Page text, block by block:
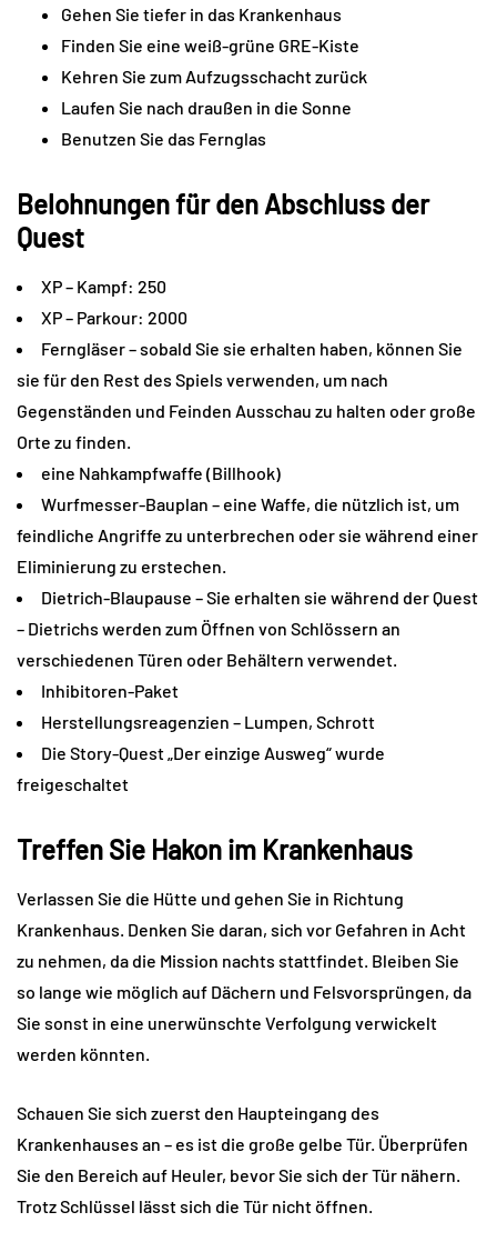
Gehen Sie tiefer in das Krankenhaus
Finden Sie eine weiß-grüne GRE-Kiste
Kehren Sie zum Aufzugsschacht zurück
Laufen Sie nach draußen in die Sonne
Benutzen Sie das Fernglas
Belohnungen für den Abschluss der
Quest
XP – Kampf: 250
XP – Parkour: 2000
Ferngläser – sobald Sie sie erhalten haben, können Sie
sie für den Rest des Spiels verwenden, um nach
Gegenständen und Feinden Ausschau zu halten oder große
Orte zu finden.
eine Nahkampfwaffe (Billhook)
Wurfmesser-Bauplan – eine Waffe, die nützlich ist, um
feindliche Angriffe zu unterbrechen oder sie während einer
Eliminierung zu erstechen.
Dietrich-Blaupause – Sie erhalten sie während der Quest
– Dietrichs werden zum Öffnen von Schlössern an
verschiedenen Türen oder Behältern verwendet.
Inhibitoren-Paket
Herstellungsreagenzien – Lumpen, Schrott
Die Story-Quest „Der einzige Ausweg“ wurde
freigeschaltet
Treffen Sie Hakon im Krankenhaus
Verlassen Sie die Hütte und gehen Sie in Richtung
Krankenhaus. Denken Sie daran, sich vor Gefahren in Acht
zu nehmen, da die Mission nachts stattfindet. Bleiben Sie
so lange wie möglich auf Dächern und Felsvorsprüngen, da
Sie sonst in eine unerwünschte Verfolgung verwickelt
werden könnten.
Schauen Sie sich zuerst den Haupteingang des
Krankenhauses an – es ist die große gelbe Tür. Überprüfen
Sie den Bereich auf Heuler, bevor Sie sich der Tür nähern.
Trotz Schlüssel lässt sich die Tür nicht öffnen.